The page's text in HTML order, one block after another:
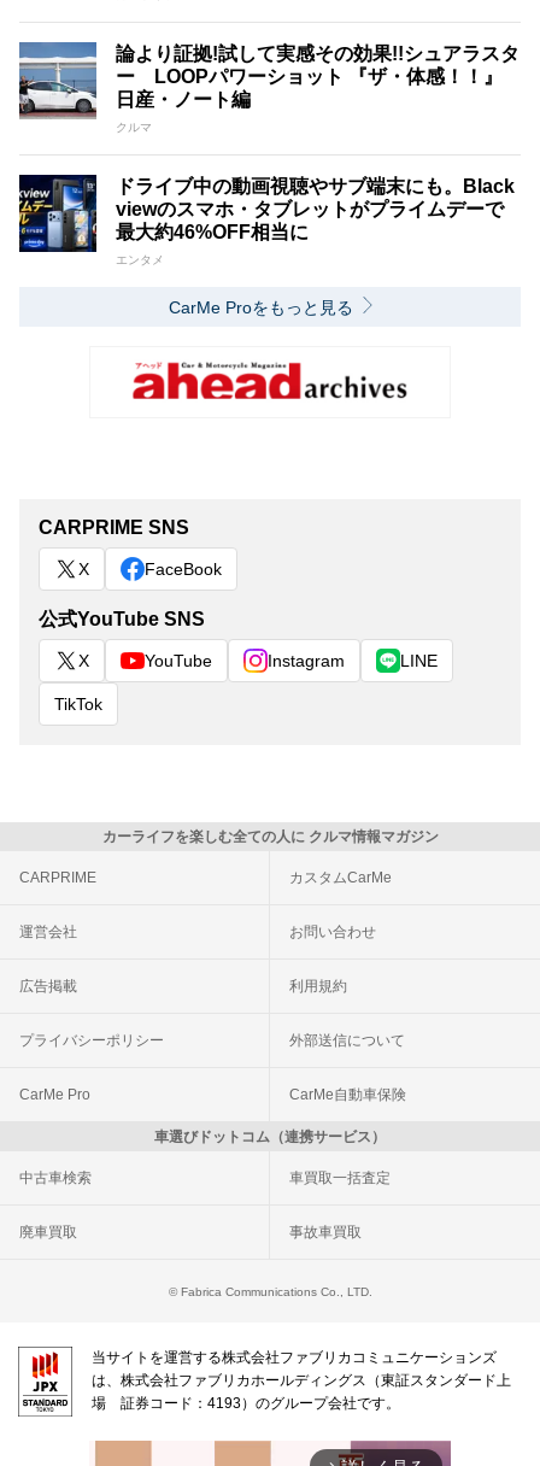
論より証拠!試して実感その効果!!シュアラスタ
ー LOOPパワーショット 『ザ・体感！！』
日産・ノート編
クルマ
ドライブ中の動画視聴やサブ端末にも。Black
viewのスマホ・タブレットがプライムデーで
最大約46%OFF相当に
エンタメ
CarMe Proをもっと見る
CARPRIME SNS
X FaceBook
公式YouTube SNS
X YouTube Instagram LINE
TikTok
カーライフを楽しむ全ての人に クルマ情報マガジン
CARPRIME カスタムCarMe
運営会社 お問い合わせ
広告掲載 利用規約
プライバシーポリシー 外部送信について
CarMe Pro CarMe自動車保険
車選びドットコム（連携サービス）
中古車検索 車買取一括査定
廃車買取 事故車買取
© Fabrica Communications Co., LTD.
当サイトを運営する株式会社ファブリカコミュニケーションズ
は、株式会社ファブリカホールディングス（東証スタンダード上
場 証券コード：4193）のグループ会社です。